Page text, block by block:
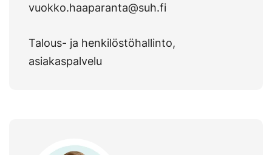
vuokko.haaparanta@suh.fi
Talous- ja henkilöstöhallinto,
asiakaspalvelu